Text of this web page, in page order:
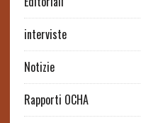
interviste
Notizie
Rapporti OCHA